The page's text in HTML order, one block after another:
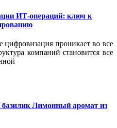
ИТ-операций: ключ к
цифровизация проникает во все
компаний становится все
Лимонный аромат из